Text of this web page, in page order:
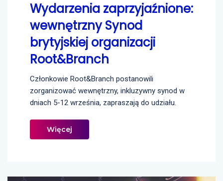
Wydarzenia zaprzyjaźnione:
wewnętrzny Synod
brytyjskiej organizacji
Root&Branch
Członkowie Root&Branch postanowili
zorganizować wewnętrzny, inkluzywny synod w
dniach 5-12 września, zapraszają do udziału.
Więcej